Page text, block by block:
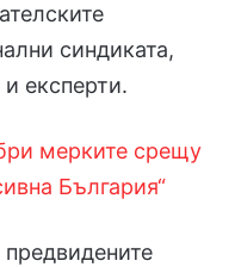
синдиката,
експерти.
мерките срещу
България“